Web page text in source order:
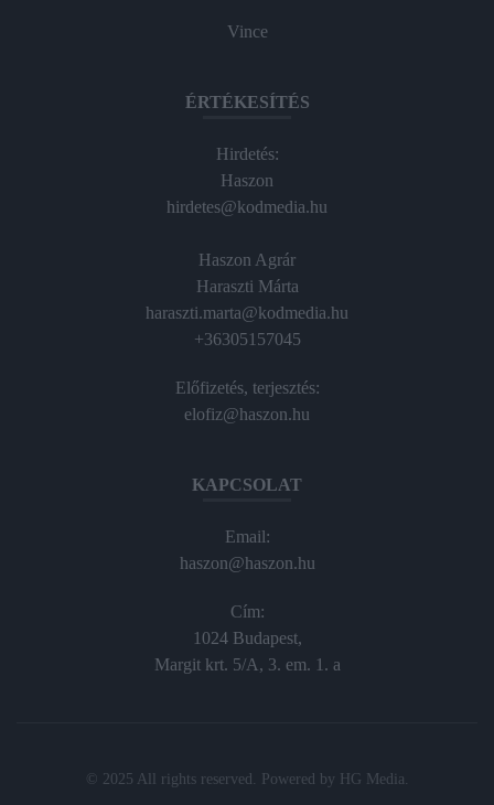
Vince
ÉRTÉKESÍTÉS
Hirdetés:
Haszon
hirdetes@kodmedia.hu
Haszon Agrár
Haraszti Márta
haraszti.marta@kodmedia.hu
+36305157045
Előfizetés, terjesztés:
elofiz@haszon.hu
KAPCSOLAT
Email:
haszon@haszon.hu
Cím:
1024 Budapest,
Margit krt. 5/A, 3. em. 1. a
© 2025 All rights reserved. Powered by HG Media